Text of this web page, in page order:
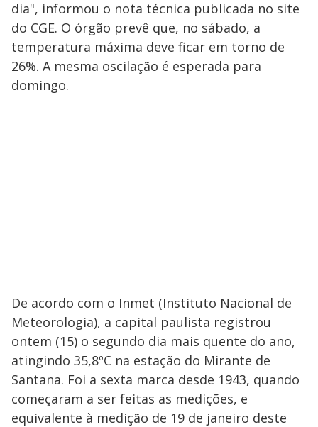
dia", informou o nota técnica publicada no site
do CGE. O órgão prevê que, no sábado, a
temperatura máxima deve ficar em torno de
26%. A mesma oscilação é esperada para
domingo.
De acordo com o Inmet (Instituto Nacional de
Meteorologia), a capital paulista registrou
ontem (15) o segundo dia mais quente do ano,
atingindo 35,8ºC na estação do Mirante de
Santana. Foi a sexta marca desde 1943, quando
começaram a ser feitas as medições, e
equivalente à medição de 19 de janeiro deste